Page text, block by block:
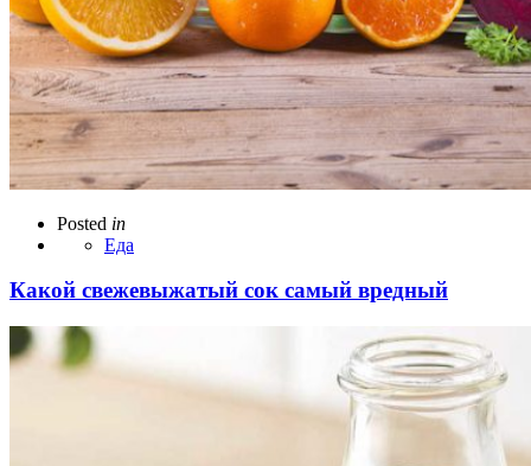
Posted in
Еда
Какой свежевыжатый сок самый вредный